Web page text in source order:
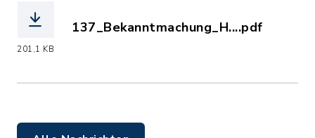
201,1 KB
137_Bekanntmachung_H....pdf